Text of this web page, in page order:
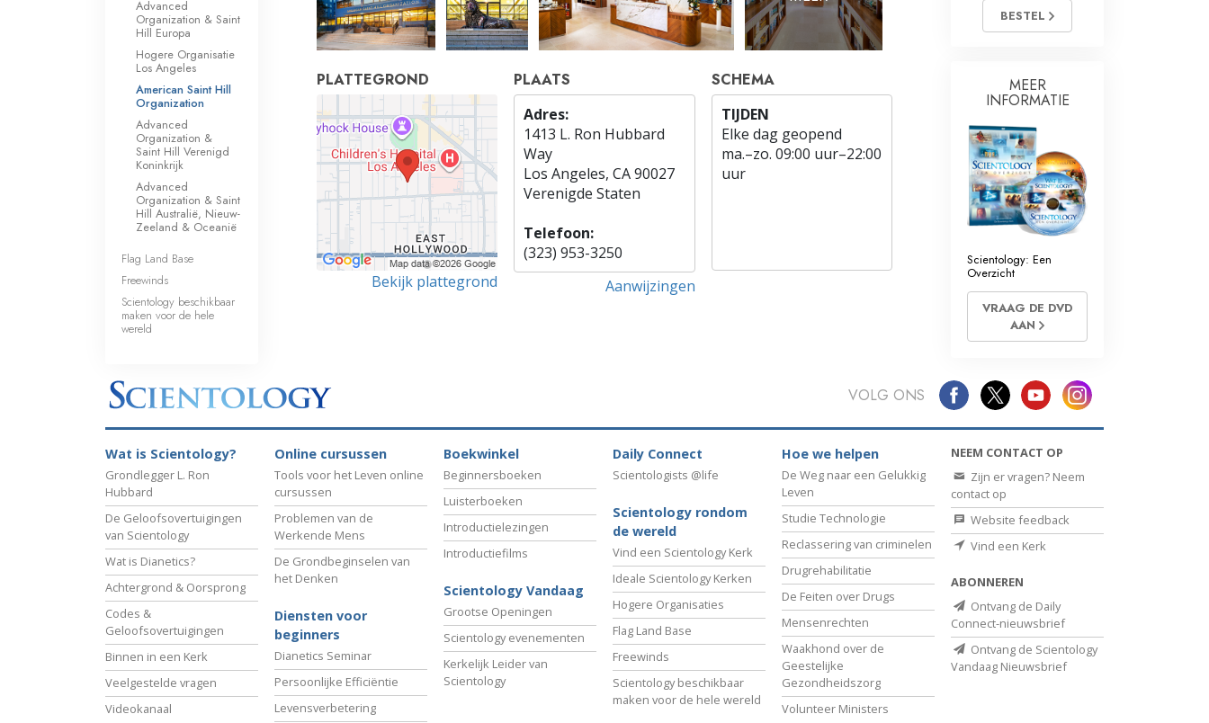
PLATTEGROND
Bekijk plattegrond
PLAATS
Adres:
1413 L. Ron Hubbard
Way
Los Angeles, CA 90027
Verenigde Staten
Telefoon:
(323) 953-3250
Aanwijzingen
SCHEMA
TIJDEN
Elke dag geopend
ma.–zo. 09:00 uur–22:00
uur
Advanced
Organization & Saint
Hill Europa
Hogere Organisatie
Los Angeles
American Saint Hill
Organization
Advanced
Organization &
Saint Hill Verenigd
Koninkrijk
Advanced
Organization & Saint
Hill Australië, Nieuw-
Zeeland & Oceanië
Flag Land Base
Freewinds
Scientology beschikbaar
maken voor de hele
wereld
BESTEL
MEER
INFORMATIE
Scientology: Een
Overzicht
VRAAG DE DVD
AAN
VOLG ONS
Wat is Scientology?
Grondlegger L. Ron
Hubbard
De Geloofsovertuigingen
van Scientology
Wat is Dianetics?
Achtergrond & Oorsprong
Codes &
Geloofsovertuigingen
Binnen in een Kerk
Veelgestelde vragen
Videokanaal
Online cursussen
Tools voor het Leven online
cursussen
Problemen van de
Werkende Mens
De Grondbeginselen van
het Denken
Diensten voor
beginners
Dianetics Seminar
Persoonlijke Efficiëntie
Levensverbetering
Boekwinkel
Beginnersboeken
Luisterboeken
Introductielezingen
Introductiefilms
Scientology Vandaag
Grootse Openingen
Scientology evenementen
Kerkelijk Leider van
Scientology
Daily Connect
Scientologists @life
Scientology rondom
de wereld
Vind een Scientology Kerk
Ideale Scientology Kerken
Hogere Organisaties
Flag Land Base
Freewinds
Scientology beschikbaar
maken voor de hele wereld
Hoe we helpen
De Weg naar een Gelukkig
Leven
Studie Technologie
Reclassering van criminelen
Drugrehabilitatie
De Feiten over Drugs
Mensenrechten
Waakhond over de
Geestelijke
Gezondheidszorg
Volunteer Ministers
NEEM CONTACT OP
Zijn er vragen? Neem
contact op
Website feedback
Vind een Kerk
ABONNEREN
Ontvang de Daily
Connect-nieuwsbrief
Ontvang de Scientology
Vandaag Nieuwsbrief